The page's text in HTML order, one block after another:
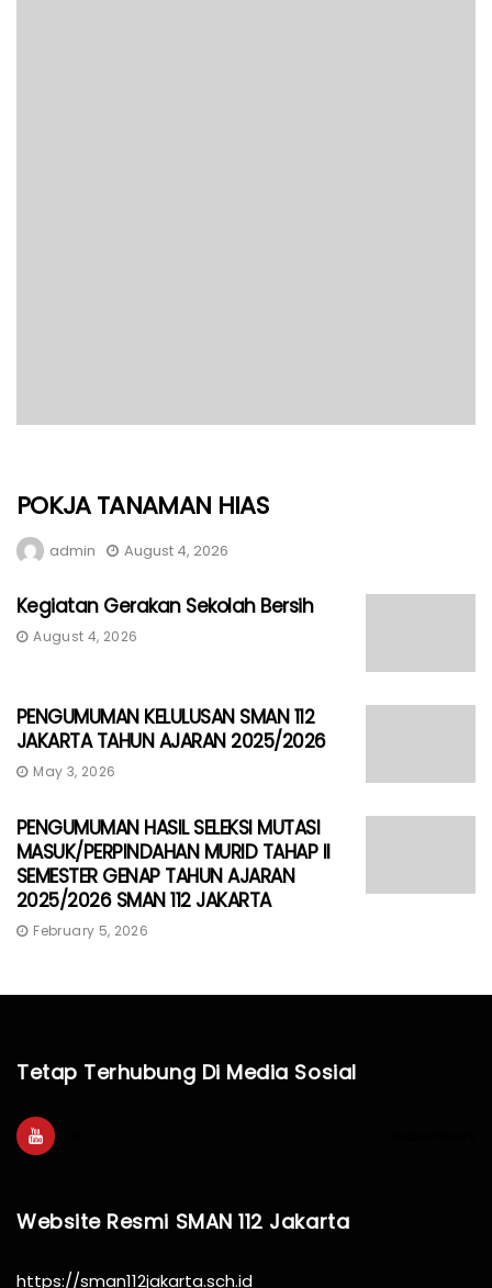
POKJA TANAMAN HIAS
admin August 4, 2026
Kegiatan Gerakan Sekolah Bersih
August 4, 2026
PENGUMUMAN KELULUSAN SMAN 112
JAKARTA TAHUN AJARAN 2025/2026
May 3, 2026
PENGUMUMAN HASIL SELEKSI MUTASI
MASUK/PERPINDAHAN MURID TAHAP II
SEMESTER GENAP TAHUN AJARAN
2025/2026 SMAN 112 JAKARTA
February 5, 2026
Tetap Terhubung Di Media Sosial
Website Resmi SMAN 112 Jakarta
https://sman112jakarta.sch.id